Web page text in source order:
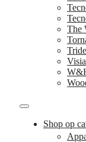
The
Shop op